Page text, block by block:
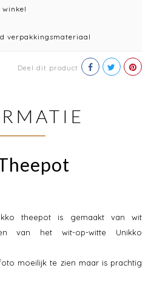
verpakkingsmateriaal
Deel dit product
theepot is gemaakt van wit
van het wit-op-witte Unikko
moeilijk te zien maar is prachtig